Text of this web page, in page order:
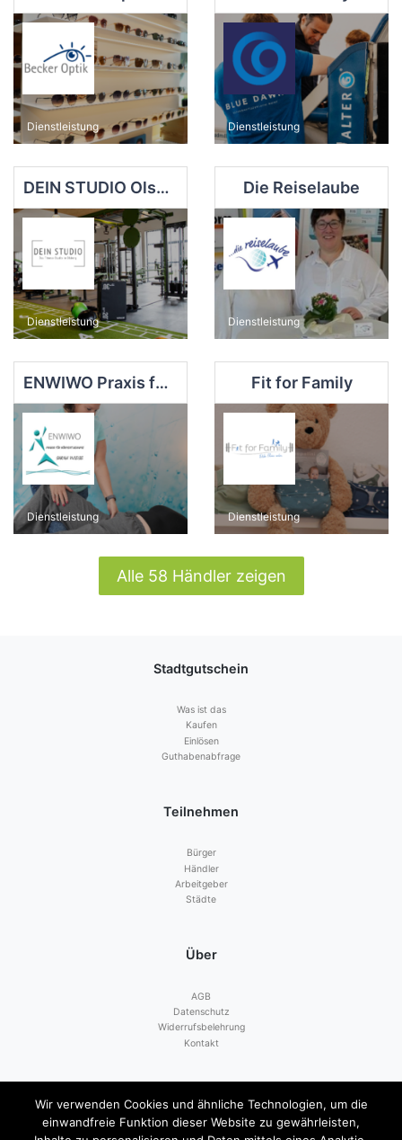
Dienstleistung Dienstleistung
DEIN STUDIO Olsberg
Dienstleistung
Die Reiselaube
Dienstleistung
ENWIWO Praxis für Körpertherapie
Dienstleistung
Fit for Family
Dienstleistung
Alle 58 Händler zeigen
Stadtgutschein
Was ist das
Kaufen
Einlösen
Guthabenabfrage
Teilnehmen
Bürger
Händler
Arbeitgeber
Städte
Über
AGB
Datenschutz
Widerrufsbelehrung
Kontakt
Zahlen mit
Wir verwenden Cookies und ähnliche Technologien, um die
einwandfreie Funktion dieser Website zu gewährleisten,